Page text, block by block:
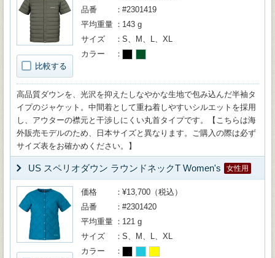
比較する
品番
#2301419
平均重量
143 g
サイズ
S、M、L、XL
カラー
高品質ダウンを、光沢を抑えたしなやかな生地で包み込んだ半袖タ
イプのジャケット。中間着として重ね着しやすいシルエットを採用
し、アウターの襟元と干渉しにくい丸首タイプです。【こちらは海
外販売モデルのため、日本サイズと異なります。ご購入の際は必ず
サイズ表をお確かめください。】
US スペリオダウン ラウンドネックT Women's 女性用
価格
¥13,700（税込）
品番
#2301420
平均重量
121 g
サイズ
S、M、L、XL
カラー